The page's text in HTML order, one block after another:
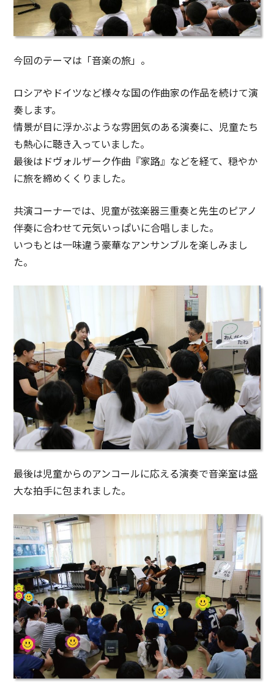
今回のテーマは「音楽の旅」。
ロシアやドイツなど様々な国の作曲家の作品を続けて演
奏します。
情景が目に浮かぶような雰囲気のある演奏に、児童たち
も熱心に聴き入っていました。
最後はドヴォルザーク作曲『家路』などを経て、穏やか
に旅を締めくくりました。
共演コーナーでは、児童が弦楽器三重奏と先生のピアノ
伴奏に合わせて元気いっぱいに合唱しました。
いつもとは一味違う豪華なアンサンブルを楽しみまし
た。
最後は児童からのアンコールに応える演奏で音楽室は盛
大な拍手に包まれました。